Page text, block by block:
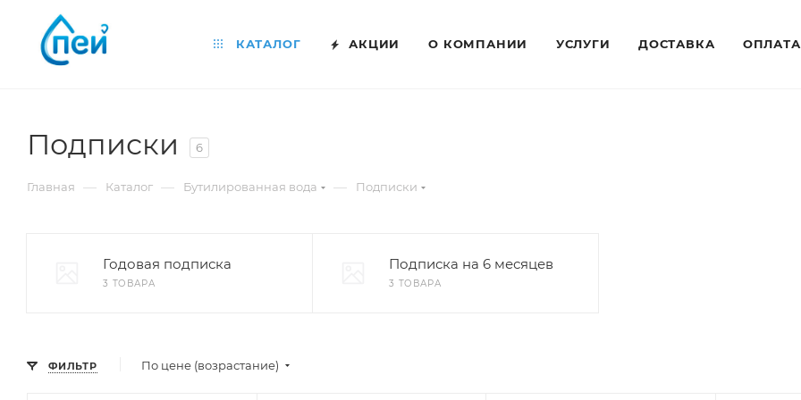
КАТАЛОГ АКЦИИ О КОМПАНИИ УСЛУГИ ДОСТАВКА ОПЛАТА
Подписки 6
Главная — Каталог — Бутилированная вода — Подписки
Годовая подписка
3 ТОВАРА
Подписка на 6 месяцев
3 ТОВАРА
ФИЛЬТР По цене (возрастание)